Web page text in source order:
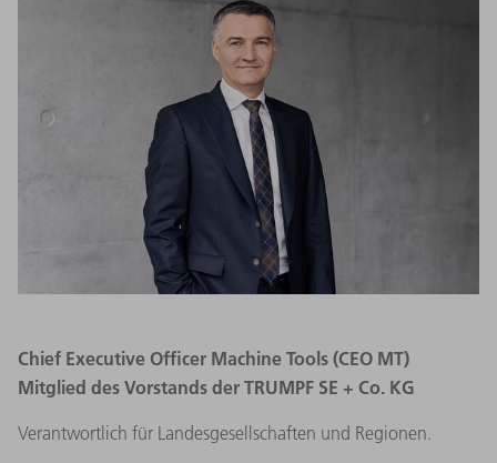
Chief Executive Officer Machine Tools (CEO MT)
Mitglied des Vorstands der TRUMPF SE + Co. KG
Verantwortlich für Landesgesellschaften und Regionen.